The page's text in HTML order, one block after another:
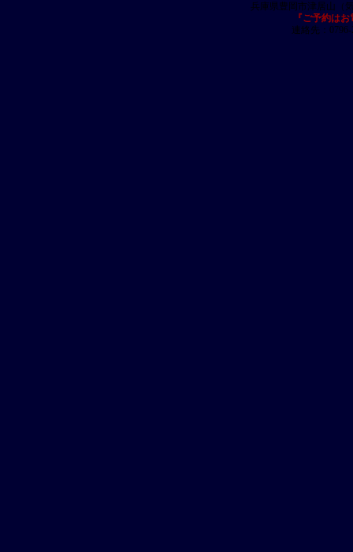
兵庫県豊岡市津居山
『ご予約は
連絡先：